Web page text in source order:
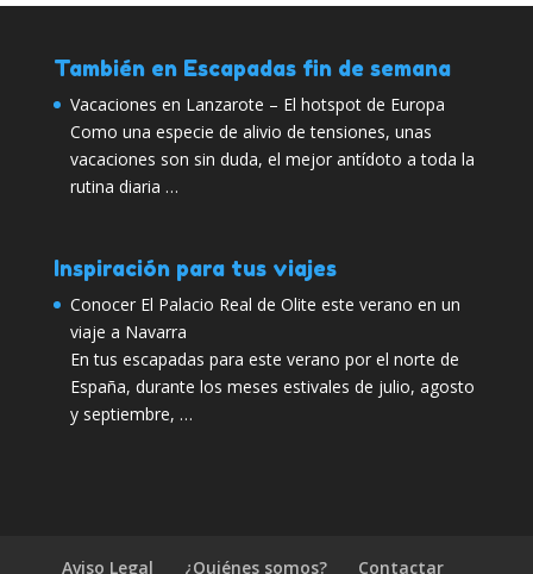
También en Escapadas fin de semana
Vacaciones en Lanzarote – El hotspot de Europa
Como una especie de alivio de tensiones, unas
vacaciones son sin duda, el mejor antídoto a toda la
rutina diaria …
Inspiración para tus viajes
Conocer El Palacio Real de Olite este verano en un
viaje a Navarra
En tus escapadas para este verano por el norte de
España, durante los meses estivales de julio, agosto
y septiembre, …
Aviso Legal ¿Quiénes somos? Contactar